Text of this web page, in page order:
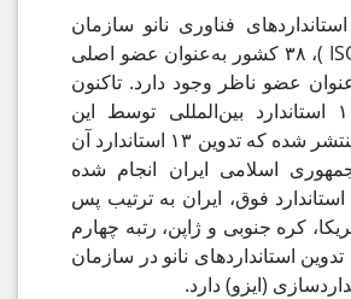
فناوری نانو سازمان
ایزو (ISO/TC ۲۲۹ )، ۳۸ کشور به‌عنوان عضو اصلی
عضو ناظر وجود دارد. تاکنون
در مجموع ۱۱۶ استاندارد بین‌المللی توسط این
کمیته در ایزو منتشر شده که تدوین ۱۳ استاندارد آن
اسلامی ایران انجام شده
فوق، ایران به ترتیب پس
کره جنوبی و ژاپن، رتبه چهارم
استانداردهای نانو در سازمان
(ایزو) دارد.